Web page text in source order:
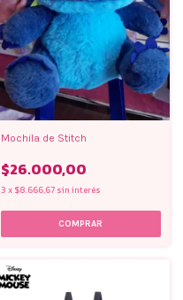
Mochila de Stitch
$26.000,00
3 x $8.666,67 sin interés